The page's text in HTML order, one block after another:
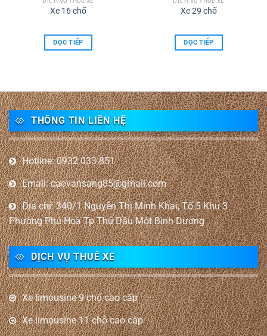
Xe 16 chổ
ĐỌC TIẾP
Xe 29 chổ
ĐỌC TIẾP
THÔNG TIN LIÊN HỆ
Hotline: 0932 033 851
Email: caovansang85@gmail.com
Địa chỉ: 340/1 Nguyễn Thị Minh Khai, Tổ 5 Khu 3
Phường Phú Hoà Tp Thủ Dầu Một Bình Dương
DỊCH VỤ THUÊ XE
Xe limousine 9 chổ cao cấp
Xe limousine 11 chỗ cao câp